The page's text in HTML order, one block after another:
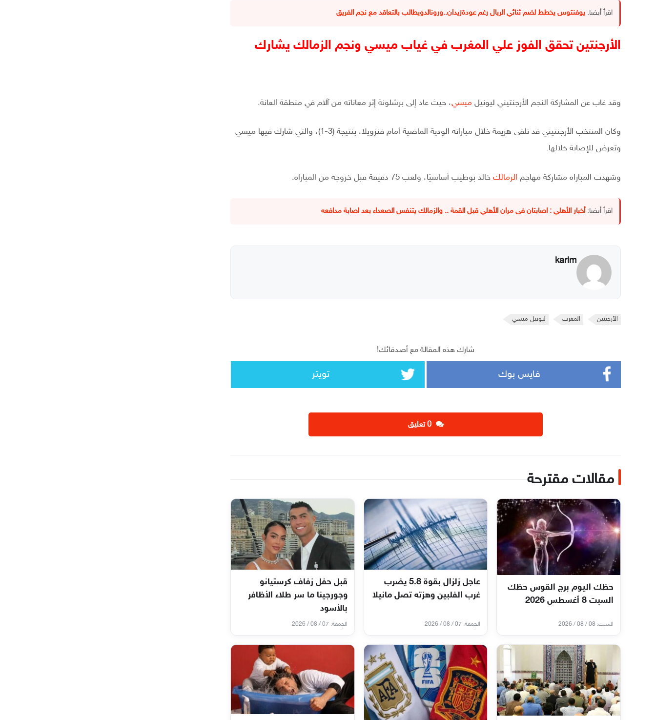
اقرأ أيضا: يوفنتوس يخطط لضم ثنائي الريال رغم عودةزيدان..ورونالدويطالب بالتعاقد مع نجم الفريق
الأرجنتين تحقق الفوز علي المغرب في غياب ميسي ونجم الزمالك يشارك
وقد غاب عن المشاركة النجم الأرجنتيني ليونيل ميسي، حيث عاد إلى برشلونة إثر معاناته من آلام في منطقة العانة.
وكان المنتخب الأرجنتيني قد تلقى هزيمة خلال مباراته الودية الماضية أمام فنزويلا، بنتيجة (3-1)، والتي شارك فيها ميسي
وتعرض للإصابة خلالها.
وشهدت المباراة مشاركة مهاجم الزمالك خالد بوطيب أساسيًا، ولعب 75 دقيقة قبل خروجه من المباراة.
اقرأ أيضا: أخبار الأهلي : اصابتان فى مران الأهلي قبل القمة .. والزمالك يتنفس الصعداء بعد اصابة مدافعه
karim
الأرجنتين المغرب ليونيل ميسي
شارك هذه المقالة مع أصدقائك!
فايس بوك تويتر
‫0 تعليق
مقالات مقترحة
حظك اليوم برج القوس حظك
السبت 8 أغسطس 2026
السبت: 08 / 08 / 2026
عاجل زلزال بقوة 5.8 يضرب
غرب الفلبين وهزته تصل مانيلا
الجمعة: 07 / 08 / 2026
قبل حفل زفاف كرستيانو
وجورجينا ما سر طلاء الأظافر
بالأسود
الجمعة: 07 / 08 / 2026